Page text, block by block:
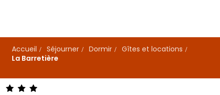
principal
Accueil
Séjourner Dormir
Gîtes et locations
La Barretière